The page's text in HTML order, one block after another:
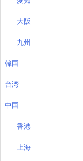
大阪
九州
韓国
台湾
中国
香港
上海